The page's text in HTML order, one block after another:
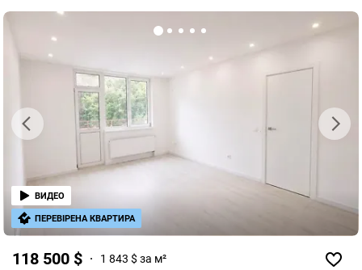
118 500 $ 1 843 $ за м²
ВИДЕО
ПЕРЕВІРЕНА КВАРТИРА